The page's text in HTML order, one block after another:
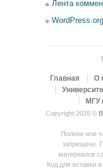
Лента
WordPress.org
Главная
О
МГУ
Copyright 2026 ©
Полное или
запрещено.
материалов
Код для вставки